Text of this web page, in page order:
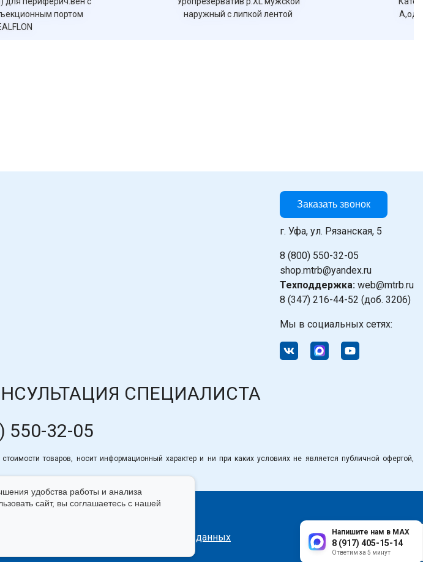
Напишите нам в MAX
8 (917) 405-15-14
Ответим за 5 минут
портом
наружный с липкой лентой
Заказать звонок
г. Уфа, ул. Рязанская, 5
8 (800) 550-32-05
shop.mtrb@yandex.ru
Техподдержка: web@mtrb.ru
8 (347) 216-44-52 (доб. 3206)
Мы в социальных сетях:
СПЕЦИАЛИСТА
550-32-05
товаров, носит информационный характер и ни при каких условиях не является публичной офертой,
Согласие на обработку персональных данных
удобства работы и анализа
сайт, вы соглашаетесь с нашей